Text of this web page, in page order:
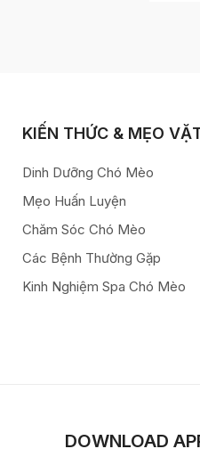
KIẾN THỨC & MẸO
Dinh Dưỡng Chó Mèo
Mẹo Huấn Luyện
Chăm Sóc Chó Mèo
Các Bệnh Thường Gặp
Kinh Nghiệm Spa Chó Mèo
DOWNLOAD